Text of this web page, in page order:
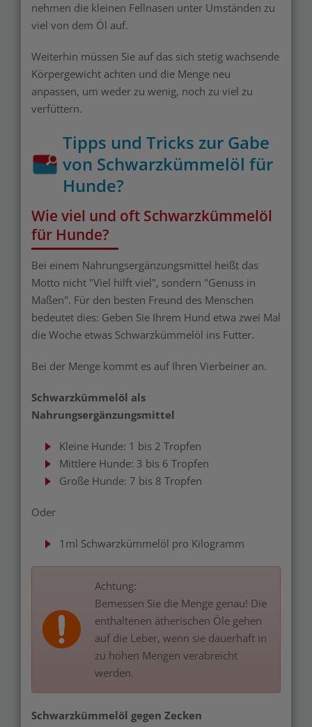
nehmen die kleinen Fellnasen unter Umständen zu
viel von dem Öl auf.
Weiterhin müssen Sie auf das sich stetig wachsende
Körpergewicht achten und die Menge neu
anpassen, um weder zu wenig, noch zu viel zu
verfüttern.
Tipps und Tricks zur Gabe
von Schwarzkümmelöl für
Hunde?
Wie viel und oft Schwarzkümmelöl
für Hunde?
Bei einem Nahrungsergänzungsmittel heißt das
Motto nicht "Viel hilft viel", sondern "Genuss in
Maßen". Für den besten Freund des Menschen
bedeutet dies: Geben Sie Ihrem Hund etwa zwei Mal
die Woche etwas Schwarzkümmelöl ins Futter.
Bei der Menge kommt es auf Ihren Vierbeiner an.
Schwarzkümmelöl als
Nahrungsergänzungsmittel
Kleine Hunde: 1 bis 2 Tropfen
Mittlere Hunde: 3 bis 6 Tropfen
Große Hunde: 7 bis 8 Tropfen
Oder
1ml Schwarzkümmelöl pro Kilogramm
Achtung:
Bemessen Sie die Menge genau! Die
enthaltenen ätherischen Öle gehen
auf die Leber, wenn sie dauerhaft in
zu hohen Mengen verabreicht
werden.
Schwarzkümmelöl gegen Zecken